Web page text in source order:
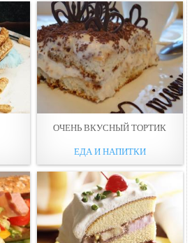
ОЧЕНЬ ВКУСНЫЙ ТОРТИК
ЕДА И НАПИТКИ